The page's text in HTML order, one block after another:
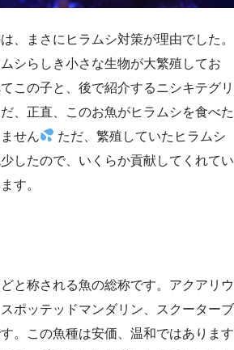
、まさにヒラムシ対策が理由でした。
シらしき小さな生物が大繁殖してお
この子と、後で紹介するニシキテグリ
、正直、このお魚がヒラムシを食べた
せん
ただ、繁殖していたヒラムシ
したので、いくらか貢献してくれてい
す。
と称される魚の総称です。アクアリウ
ポッテッドマンダリン、スクーターブ
。この魚種は安価、温和ではあります